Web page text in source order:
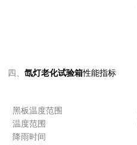
四、氙灯老化试验箱性能指标
黑板温度范围
温度范围
降雨时间